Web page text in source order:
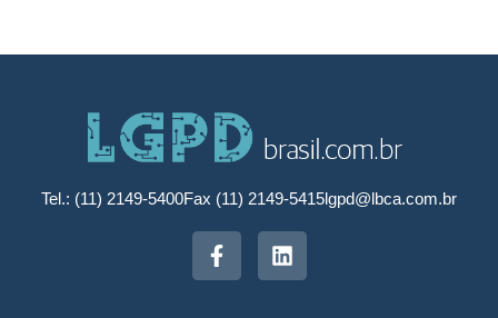
Tel.: (11) 2149-5400Fax (11) 2149-5415lgpd@lbca.com.br